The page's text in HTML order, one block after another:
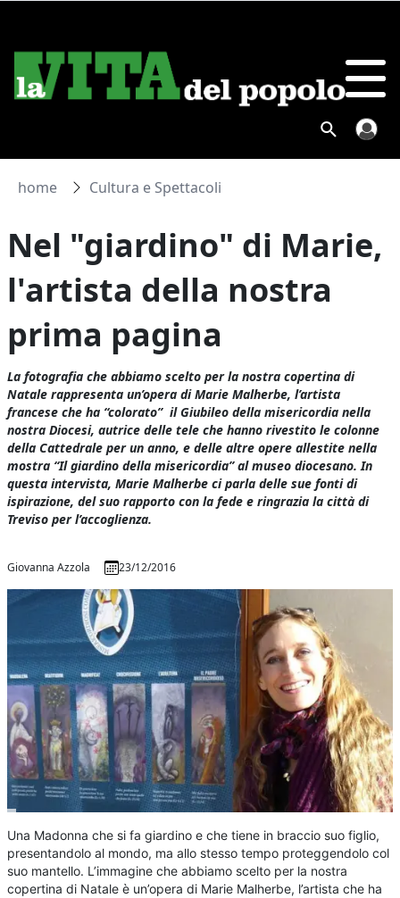
home Cultura e Spettacoli
Nel "giardino" di Marie,
l'artista della nostra
prima pagina
La fotografia che abbiamo scelto per la nostra copertina di
Natale rappresenta un’opera di Marie Malherbe, l’artista
francese che ha “colorato” il Giubileo della misericordia nella
nostra Diocesi, autrice delle tele che hanno rivestito le colonne
della Cattedrale per un anno, e delle altre opere allestite nella
mostra “Il giardino della misericordia” al museo diocesano. In
questa intervista, Marie Malherbe ci parla delle sue fonti di
ispirazione, del suo rapporto con la fede e ringrazia la città di
Treviso per l’accoglienza.
Giovanna Azzola 23/12/2016
Una Madonna che si fa giardino e che tiene in braccio suo figlio,
presentandolo al mondo, ma allo stesso tempo proteggendolo col
suo mantello. L’immagine che abbiamo scelto per la nostra
copertina di Natale è un’opera di Marie Malherbe, l’artista che ha